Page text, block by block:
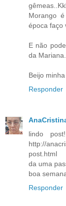
Morango
época faço
E não
da
Beijo
Responder
lindo
http://
post.html
da uma
boa
Responder